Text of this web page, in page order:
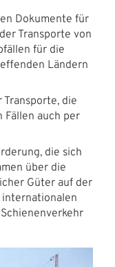
Dokumente für
Transporte von
für die
Ländern
die
Fällen auch per
die sich
über die
Güter auf der
internationalen